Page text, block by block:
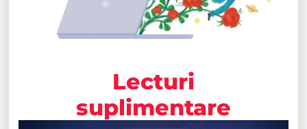
Lecturi
suplimentare